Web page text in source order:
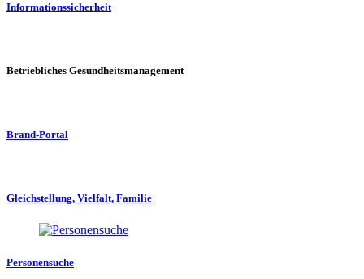
Informationssicherheit
Betriebliches Gesundheitsmanagement
Brand-Portal
Gleichstellung, Vielfalt, Familie
Personensuche